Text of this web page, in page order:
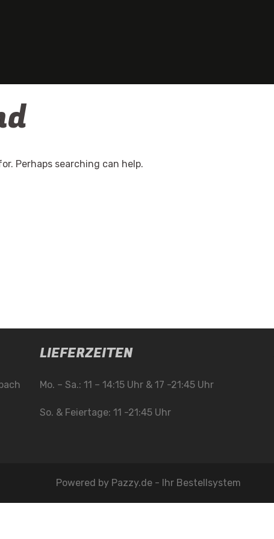
Perhaps searching can help.
LIEFERZEITEN
Mo. – Sa.: 11 – 14:15 Uhr & 17 -21:45 Uhr
So. & Feiertage: 11 -21:45 Uhr
Powered by Pazzy.de - Ihr Bestellsystem